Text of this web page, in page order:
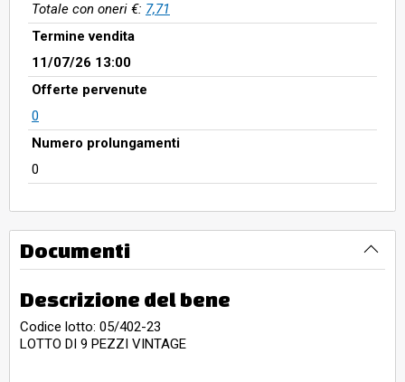
Totale con oneri €: 7,71
Termine vendita
11/07/26 13:00
Offerte pervenute
0
Numero prolungamenti
0
Documenti
Descrizione del bene
Codice lotto: 05/402-23
LOTTO DI 9 PEZZI VINTAGE